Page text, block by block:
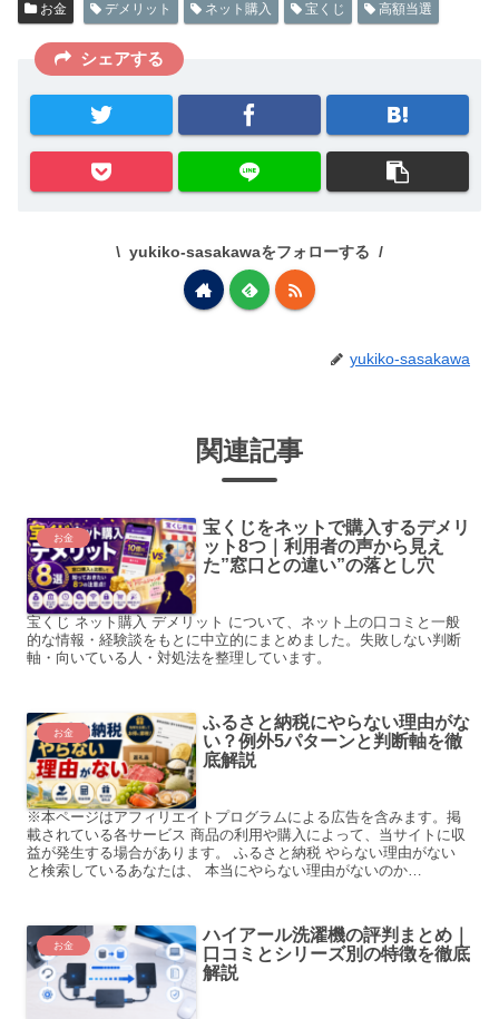
お金 デメリット ネット購入 宝くじ 高額当選
シェアする
yukiko-sasakawaをフォローする
yukiko-sasakawa
関連記事
お金
宝くじをネットで購入するデメリ
ット8つ｜利用者の声から見え
た”窓口との違い”の落とし穴
宝くじ ネット購入 デメリット について、ネット上の口コミと一般
的な情報・経験談をもとに中立的にまとめました。失敗しない判断
軸・向いている人・対処法を整理しています。
お金
ふるさと納税にやらない理由がな
い？例外5パターンと判断軸を徹
底解説
※本ページはアフィリエイトプログラムによる広告を含みます。掲
載されている各サービス 商品の利用や購入によって、当サイトに収
益が発生する場合があります。 ふるさと納税 やらない理由がない
と検索しているあなたは、 本当にやらない理由がないのか…
お金
ハイアール洗濯機の評判まとめ｜
口コミとシリーズ別の特徴を徹底
解説